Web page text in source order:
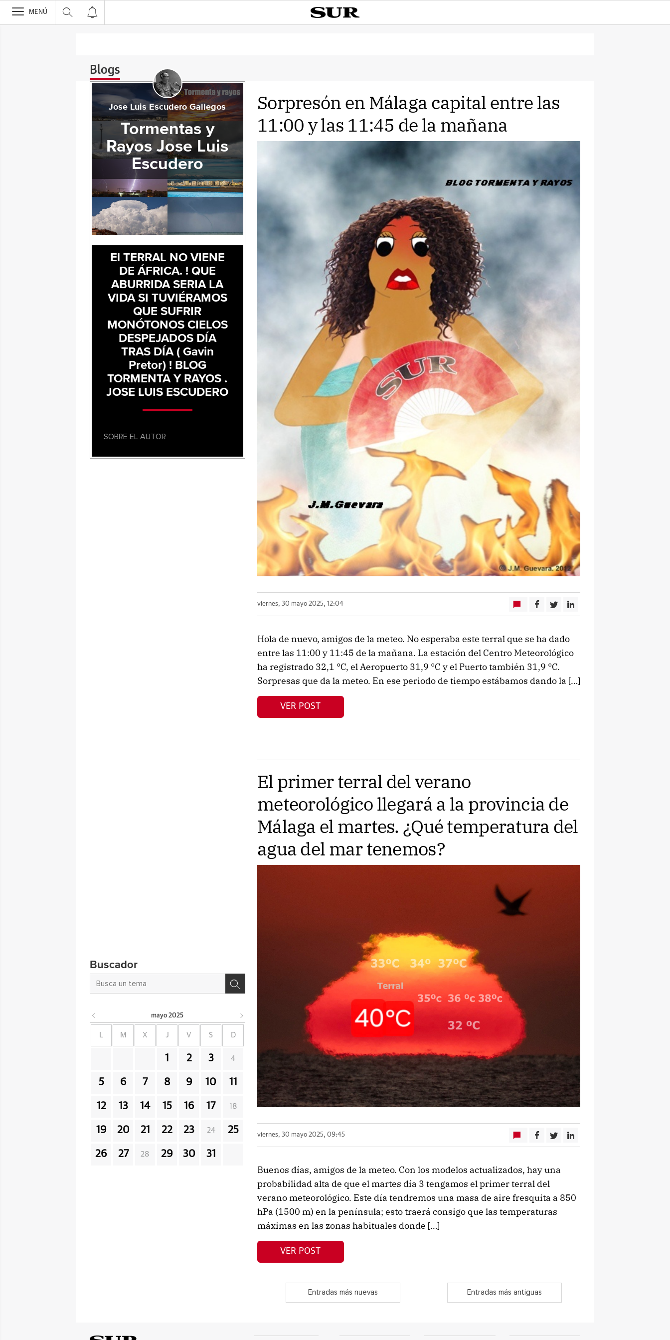
>
MENÚ
Blogs
Sorpresón en Málaga capital entre las
11:00 y las 11:45 de la mañana
viernes, 30 mayo 2025, 12:04
Hola de nuevo, amigos de la meteo. No esperaba este terral que se ha dado
entre las 11:00 y 11:45 de la mañana. La estación del Centro Meteorológico
ha registrado 32,1 °C, el Aeropuerto 31,9 °C y el Puerto también 31,9 °C.
Sorpresas que da la meteo. En ese periodo de tiempo estábamos dando la […]
VER POST
El primer terral del verano
meteorológico llegará a la provincia de
Málaga el martes. ¿Qué temperatura del
agua del mar tenemos?
viernes, 30 mayo 2025, 09:45
Buenos días, amigos de la meteo. Con los modelos actualizados, hay una
probabilidad alta de que el martes día 3 tengamos el primer terral del
verano meteorológico. Este día tendremos una masa de aire fresquita a 850
hPa (1500 m) en la península; esto traerá consigo que las temperaturas
máximas en las zonas habituales donde […]
VER POST
Entradas más nuevas Entradas más antiguas
Jose Luis Escudero Gallegos
Tormentas y
Rayos Jose Luis
Escudero
El TERRAL NO VIENE
DE ÁFRICA. ! QUE
ABURRIDA SERIA LA
VIDA SI TUVIÉRAMOS
QUE SUFRIR
MONÓTONOS CIELOS
DESPEJADOS DÍA
TRAS DÍA ( Gavin
Pretor) ! BLOG
TORMENTA Y RAYOS .
JOSE LUIS ESCUDERO
SOBRE EL AUTOR
Buscador
mayo 2025
L M X J V S D
1 2 3 4
5 6 7 8 9 10 11
12 13 14 15 16 17 18
19 20 21 22 23 24 25
26 27 28 29 30 31